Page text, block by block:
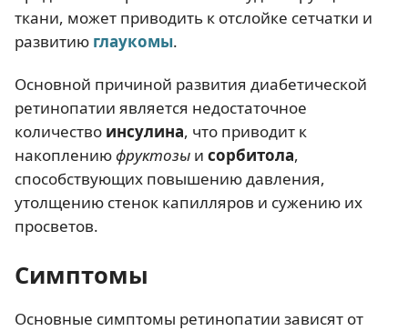
ткани, может приводить к отслойке сетчатки и
развитию глаукомы.
Основной причиной развития диабетической
ретинопатии является недостаточное
количество инсулина, что приводит к
накоплениюфруктозы и сорбитола,
способствующих повышению давления,
утолщению стенок капилляров и сужению их
просветов.
Симптомы
Основные симптомы ретинопатии зависят от